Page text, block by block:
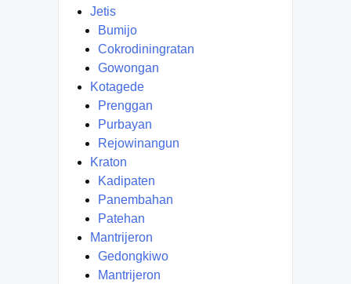
Jetis
Bumijo
Cokrodiningratan
Gowongan
Kotagede
Prenggan
Purbayan
Rejowinangun
Kraton
Kadipaten
Panembahan
Patehan
Mantrijeron
Gedongkiwo
Mantrijeron